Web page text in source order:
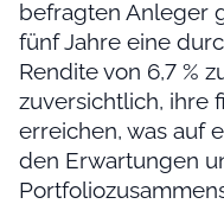
befragten Anleger
fünf Jahre eine
Rendite von 6,7 %
zuversichtlich, ihre
erreichen, was auf
den Erwartungen